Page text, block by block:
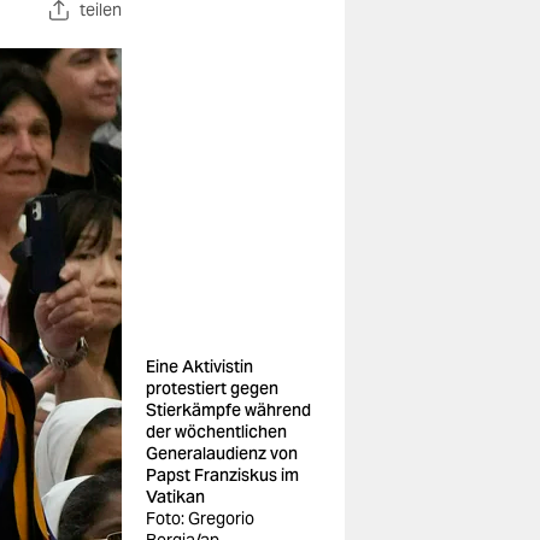
teilen
Eine Aktivistin
protestiert gegen
Stierkämpfe während
der wöchentlichen
Generalaudienz von
Papst Franziskus im
Vatikan
Foto: Gregorio